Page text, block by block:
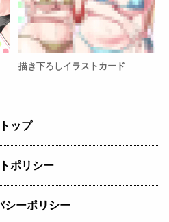
描き下ろしイラストカード
トップ
ポリシー
シーポリシー